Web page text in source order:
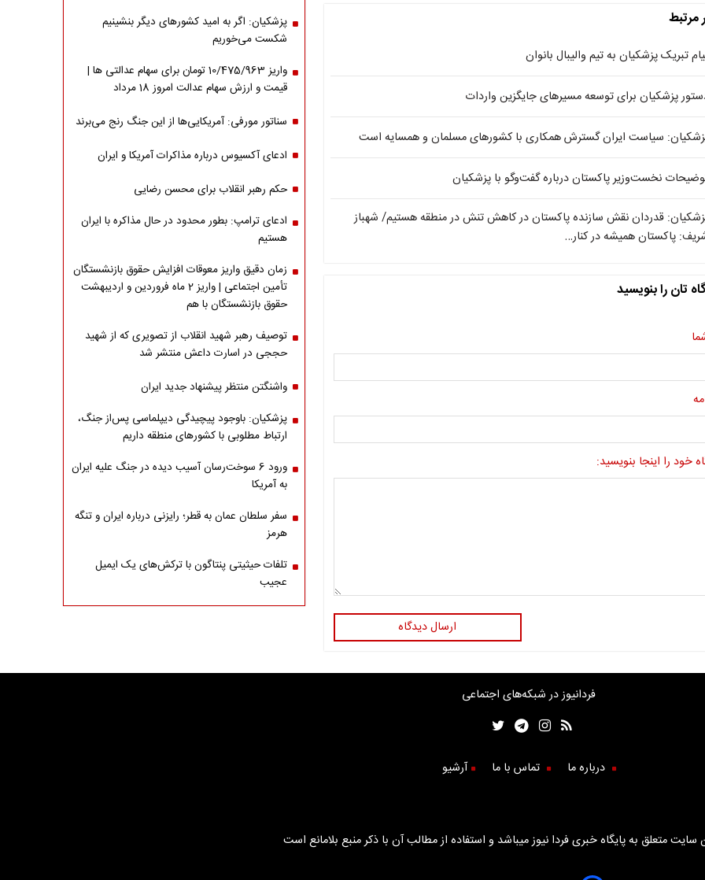
مرتبط
تبریک پزشکیان به تیم والیبال بانوان
پزشکیان برای توسعه مسیرهای جایگزین واردات
سیاست ایران گسترش همکاری با کشورهای مسلمان و همسایه است
نخست‌وزیر پاکستان درباره گفت‌وگو با پزشکیان
قدردان نقش سازنده پاکستان در کاهش تنش در منطقه هستیم/ شهباز
پاکستان همیشه در کنار…
تان را بنویسید
خود را اینجا بنویسید:
ارسال دیدگاه
پزشکیان: اگر به امید کشورهای دیگر بنشینیم
شکست می‌خوریم
واریز 10/475/963 تومان برای سهام عدالتی ها |
قیمت و ارزش سهام عدالت امروز 18 مرداد
سناتور مورفی: آمریکایی‌ها از این جنگ رنج می‌برند
ادعای آکسیوس درباره مذاکرات آمریکا و ایران
حکم رهبر انقلاب برای محسن رضایی
ادعای ترامپ: بطور محدود در حال مذاکره با ایران
هستیم
زمان دقیق واریز معوقات افزایش حقوق بازنشستگان
تأمین اجتماعی | واریز 2 ماه فروردین و اردیبهشت
حقوق بازنشستگان با هم
توصیف رهبر شهید انقلاب از تصویری که از شهید
حججی در اسارت داعش منتشر شد
واشنگتن منتظر پیشنهاد جدید ایران
پزشکیان: باوجود پیچیدگی دیپلماسی پس‌از جنگ،
ارتباط مطلوبی با کشورهای منطقه داریم
ورود 6 سوخت‌رسان آسیب دیده در جنگ علیه ایران
به آمریکا
سفر سلطان عمان به قطر؛ رایزنی درباره ایران و تنگه
هرمز
تلفات حیثیتی پنتاگون با ترکش‌های یک ایمیل
عجیب
فردانیوز در شبکه‌های اجتماعی
درباره ما تماس با ما آرشیو
متعلق به پایگاه خبری فردا نیوز میباشد و استفاده از مطالب آن با ذکر منبع بلامانع است